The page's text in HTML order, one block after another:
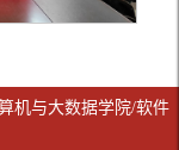
机与大数据学院/软件